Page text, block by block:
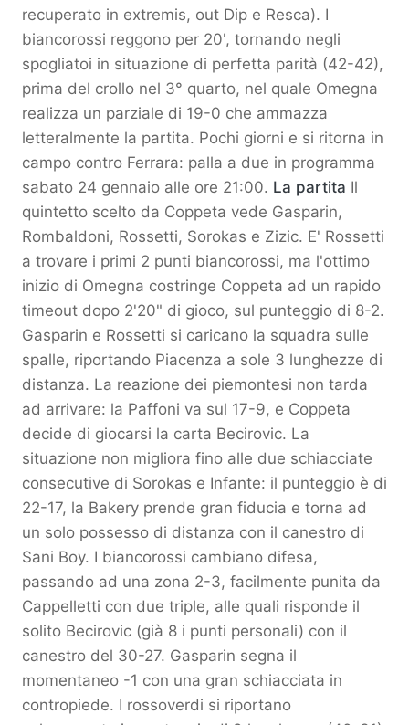
recuperato in extremis, out Dip e Resca). I
biancorossi reggono per 20', tornando negli
spogliatoi in situazione di perfetta parità (42-42),
prima del crollo nel 3° quarto, nel quale Omegna
realizza un parziale di 19-0 che ammazza
letteralmente la partita. Pochi giorni e si ritorna in
campo contro Ferrara: palla a due in programma
sabato 24 gennaio alle ore 21:00. La partita Il
quintetto scelto da Coppeta vede Gasparin,
Rombaldoni, Rossetti, Sorokas e Zizic. E' Rossetti
a trovare i primi 2 punti biancorossi, ma l'ottimo
inizio di Omegna costringe Coppeta ad un rapido
timeout dopo 2'20" di gioco, sul punteggio di 8-2.
Gasparin e Rossetti si caricano la squadra sulle
spalle, riportando Piacenza a sole 3 lunghezze di
distanza. La reazione dei piemontesi non tarda
ad arrivare: la Paffoni va sul 17-9, e Coppeta
decide di giocarsi la carta Becirovic. La
situazione non migliora fino alle due schiacciate
consecutive di Sorokas e Infante: il punteggio è di
22-17, la Bakery prende gran fiducia e torna ad
un solo possesso di distanza con il canestro di
Sani Boy. I biancorossi cambiano difesa,
passando ad una zona 2-3, facilmente punita da
Cappelletti con due triple, alle quali risponde il
solito Becirovic (già 8 i punti personali) con il
canestro del 30-27. Gasparin segna il
momentaneo -1 con una gran schiacciata in
contropiede. I rossoverdi si riportano